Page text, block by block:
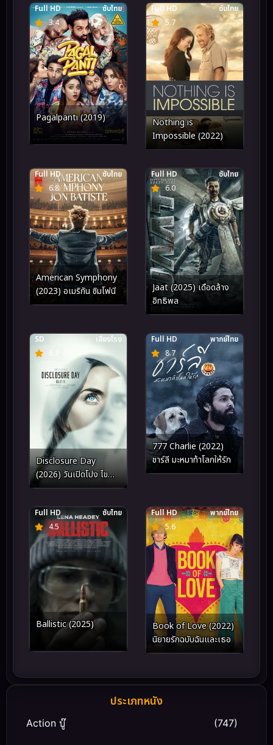
3.4
Full HD ซับไทย
Pagalpanti (2019)
5.7
Full HD ซับไทย
Nothing is
Impossible (2022)
6.8
Full HD ซับไทย
American Symphony
(2023) อเมริกัน ซิมโฟนี
6.0
Full HD ซับไทย
Jaat (2025) เดือดล้าง
อิทธิพล
6.7
SD เสียงโรง
Disclosure Day
(2026) วันเปิดโปง ไข
ปริศนาลวงโลก
8.7
Full HD พากย์ไทย
777 Charlie (2022)
ชาร์ลี มะหมาท้าโลกให้รัก
4.5
Full HD ซับไทย
Ballistic (2025)
5.6
Full HD พากย์ไทย
Book of Love (2022)
นิยายรักฉบับฉันและเธอ
ประเภทหนัง
Action บู๊ (747)